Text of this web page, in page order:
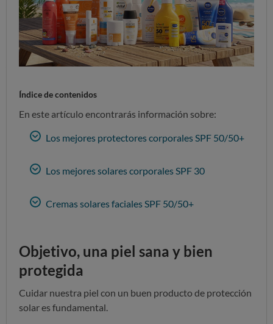
Índice de contenidos
En este artículo encontrarás información sobre:
Los mejores protectores corporales SPF 50/50+
Los mejores solares corporales SPF 30
Cremas solares faciales SPF 50/50+
Objetivo, una piel sana y bien
protegida
Cuidar nuestra piel con un buen producto de protección
solar es fundamental.